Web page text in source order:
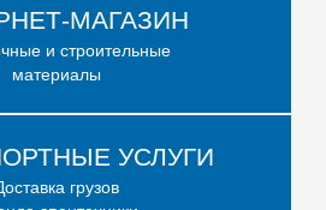
МАГАЗИН
и строительные
материалы
УСЛУГИ
грузов